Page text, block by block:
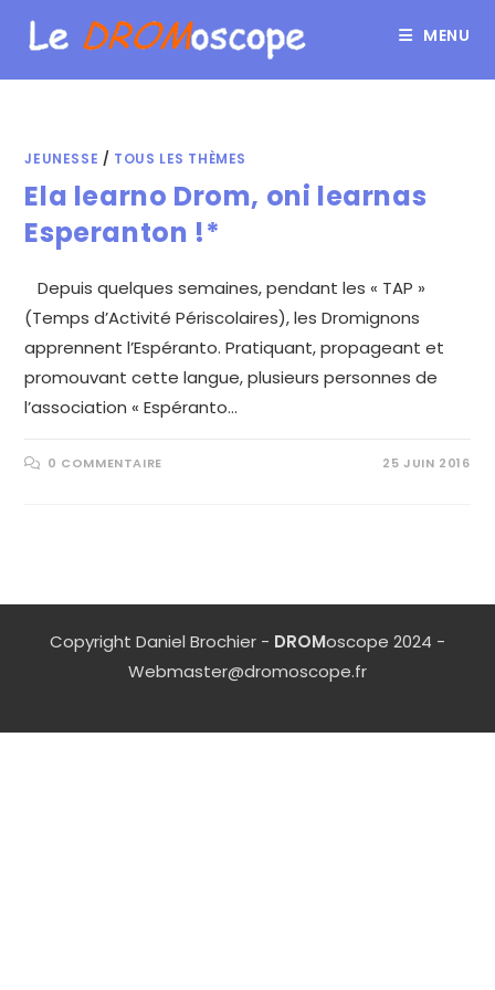
MENU
JEUNESSE / TOUS LES THÈMES
Ela learno Drom, oni learnas
Esperanton !*
Depuis quelques semaines, pendant les « TAP »
(Temps d’Activité Périscolaires), les Dromignons
apprennent l’Espéranto. Pratiquant, propageant et
promouvant cette langue, plusieurs personnes de
l’association « Espéranto…
0 COMMENTAIRE 25 JUIN 2016
Copyright Daniel Brochier - DROMoscope 2024 -
Webmaster@dromoscope.fr